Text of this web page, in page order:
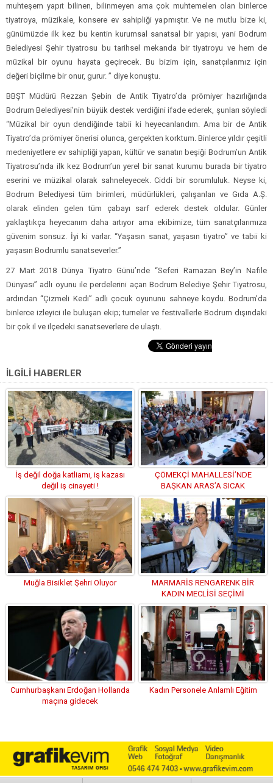
muhteşem yapıt bilinen, bilinmeyen ama çok muhtemelen olan binlerce
tiyatroya, müzikale, konsere ev sahipliği yapmıştır. Ve ne mutlu bize ki,
günümüzde ilk kez bu kentin kurumsal sanatsal bir yapısı, yani Bodrum
Belediyesi Şehir tiyatrosu bu tarihsel mekanda bir tiyatroyu ve hem de
müzikal bir oyunu hayata geçirecek. Bu bizim için, sanatçılarımız için
değeri biçilme bir onur, gurur. ” diye konuştu.
BBŞT Müdürü Rezzan Şebin de Antik Tiyatro’da prömiyer hazırlığında
Bodrum Belediyesi’nin büyük destek verdiğini ifade ederek, şunları söyledi
“Müzikal bir oyun dendiğinde tabii ki heyecanlandım. Ama bir de Antik
Tiyatro’da prömiyer önerisi olunca, gerçekten korktum. Binlerce yıldır çeşitli
medeniyetlere ev sahipliği yapan, kültür ve sanatın beşiği Bodrum’un Antik
Tiyatrosu’nda ilk kez Bodrum’un yerel bir sanat kurumu burada bir tiyatro
eserini ve müzikal olarak sahneleyecek. Ciddi bir sorumluluk. Neyse ki,
Bodrum Belediyesi tüm birimleri, müdürlükleri, çalışanları ve Gıda A.Ş.
olarak elinden gelen tüm çabayı sarf ederek destek oldular. Günler
yaklaştıkça heyecanım daha artıyor ama ekibimize, tüm sanatçılarımıza
güvenim sonsuz. İyi ki varlar. “Yaşasın sanat, yaşasın tiyatro” ve tabii ki
yaşasın Bodrumlu sanatseverler.”
27 Mart 2018 Dünya Tiyatro Günü’nde “Seferi Ramazan Bey’in Nafile
Dünyası” adlı oyunu ile perdelerini açan Bodrum Belediye Şehir Tiyatrosu,
ardından “Çizmeli Kedi” adlı çocuk oyununu sahneye koydu. Bodrum’da
binlerce izleyici ile buluşan ekip; turneler ve festivallerle Bodrum dışındaki
bir çok il ve ilçedeki sanatseverlere de ulaştı.
İLGİLİ HABERLER
İş değil doğa katliamı, iş kazası
değil iş cinayeti !
ÇÖMEKÇİ MAHALLESİ’NDE
BAŞKAN ARAS’A SICAK
KARŞILAMA
Muğla Bisiklet Şehri Oluyor
MARMARİS RENGARENK BİR
KADIN MECLİSİ SEÇİMİ
YAŞAYACAK
Cumhurbaşkanı Erdoğan Hollanda
maçına gidecek
Kadın Personele Anlamlı Eğitim